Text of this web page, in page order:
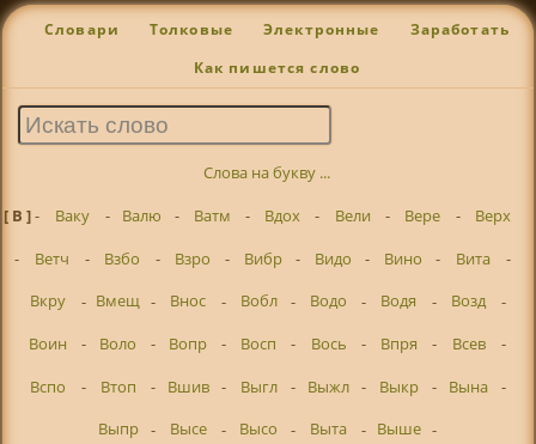
Словари Толковые Электронные Заработать
Как пишется слово
Слова на букву ...
[ В ]- Ваку - Валю - Ватм - Вдох - Вели - Вере -
Верх
-
Ветч - Взбо - Взро - Вибр - Видо - Вино - Вита
-
Вкру
- Вмещ - Внос - Вобл - Водо - Водя - Возд
-
Воин
- Воло - Вопр - Восп - Вось - Впря - Всев
-
Вспо
- Втоп - Вшив - Выгл - Выжл - Выкр - Вына
-
Выпр - Высе - Высо - Выта - Выше -